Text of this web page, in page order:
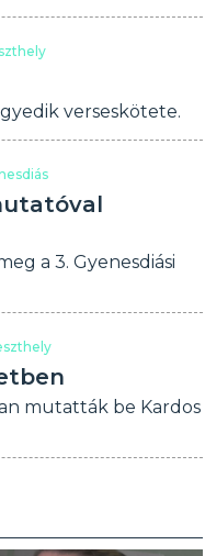
verseskötete.
a 3. Gyenesdiási
mutatták be Kardos